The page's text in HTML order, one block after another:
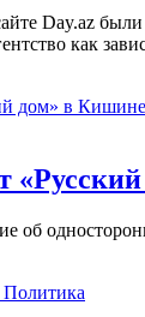
Day.az
как
Политика